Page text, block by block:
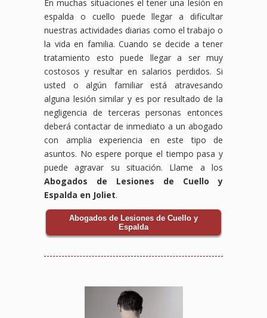
En muchas situaciones el tener una lesión en
espalda o cuello puede llegar a dificultar
nuestras actividades diarias como el trabajo o
la vida en familia. Cuando se decide a tener
tratamiento esto puede llegar a ser muy
costosos y resultar en salarios perdidos. Si
usted o algún familiar está atravesando
alguna lesión similar y es por resultado de la
negligencia de terceras personas entonces
deberá contactar de inmediato a un abogado
con amplia experiencia en este tipo de
asuntos. No espere porque el tiempo pasa y
puede agravar su situación. Llame a los
Abogados de Lesiones de Cuello y
Espalda en Joliet.
Abogados de Lesiones de Cuello y
Espalda